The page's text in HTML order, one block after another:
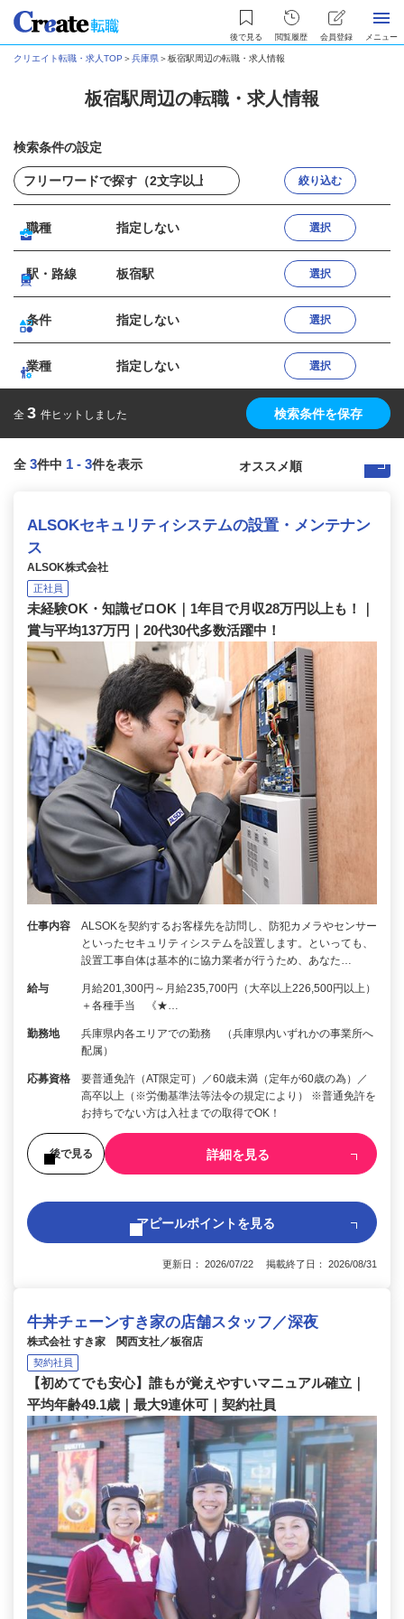
後で見る 閲覧履歴 会員登録 メニュー
クリエイト転職・求人TOP ＞兵庫県＞板宿駅周辺の転職・求人情報
板宿駅周辺の転職・求人情報
検索条件の設定
絞り込む
職種 指定しない 選択
駅・路線 板宿駅 選択
条件 指定しない 選択
業種 指定しない 選択
全 3 件ヒットしました 検索条件を保存
全 3件中 1 - 3件を表示
ALSOKセキュリティシステムの設置・メンテナン
ス
ALSOK株式会社
正社員
未経験OK・知識ゼロOK｜1年目で月収28万円以上も！｜
賞与平均137万円｜20代30代多数活躍中！
仕事内容
ALSOKを契約するお客様先を訪問し、防犯カメラやセンサー
といったセキュリティシステムを設置します。といっても、
設置工事自体は基本的に協力業者が行うため、あなた…
給与
月給201,300円～月給235,700円（大卒以上226,500円以上）
＋各種手当 《★…
勤務地
兵庫県内各エリアでの勤務 （兵庫県内いずれかの事業所へ
配属）
応募資格
要普通免許（AT限定可）／60歳未満（定年が60歳の為）／
高卒以上（※労働基準法等法令の規定により） ※普通免許を
お持ちでない方は入社までの取得でOK！
後で見る 詳細を見る
アピールポイントを見る
更新日： 2026/07/22 掲載終了日： 2026/08/31
牛丼チェーンすき家の店舗スタッフ／深夜
株式会社 すき家 関西支社／板宿店
契約社員
【初めてでも安心】誰もが覚えやすいマニュアル確立｜
平均年齢49.1歳｜最大9連休可｜契約社員